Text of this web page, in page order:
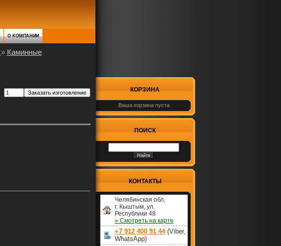
О КОМПАНИИ
» Каминные
КОРЗИНА
Ваша корзина пуста
ПОИСК
КОНТАКТЫ
Челябинская обл,
г. Кыштым, ул.
Республики 48
» Cмотреть на карте
+7 912 400 91 44(Viber,
WhatsApp)